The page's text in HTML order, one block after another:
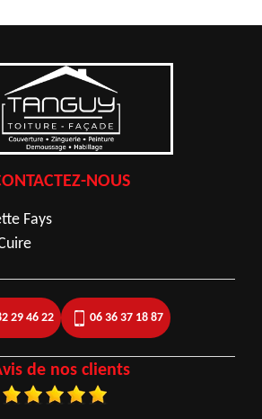
NOUS
Fays
29 46 22 06 36 37 18 87
de nos clients